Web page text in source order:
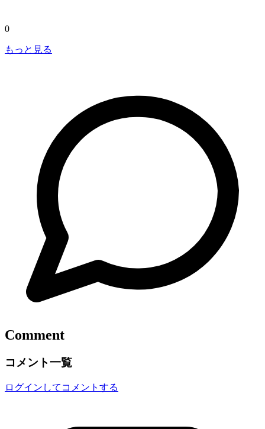
0
もっと見る
Comment
コメント一覧
ログインしてコメントする